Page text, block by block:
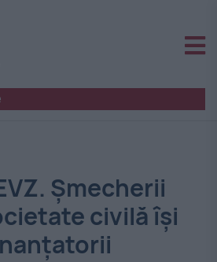
Șmecherii
civilă își